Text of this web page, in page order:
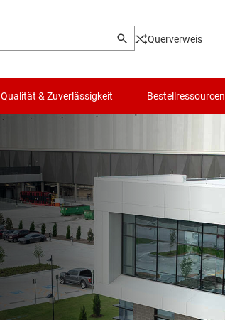
Querverweis
Qualität & Zuverlässigkeit Bestellressourcen